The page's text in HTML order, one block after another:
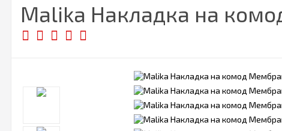
Malika Накладка на